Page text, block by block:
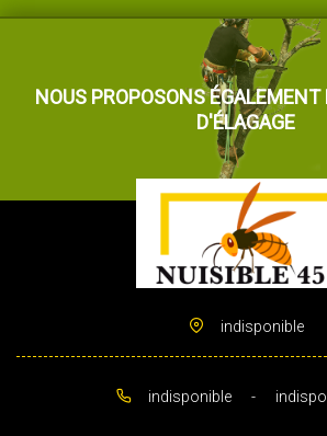
NOUS PROPOSONS ÉGALEMENT
D'ÉLAGAGE
indisponible
indisponible -